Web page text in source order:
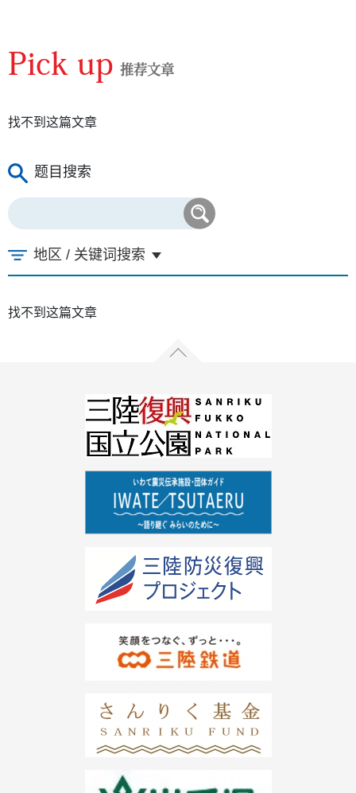
Pick up 推荐文章
找不到这篇文章
题目搜索
地区 / 关键词搜索
找不到这篇文章